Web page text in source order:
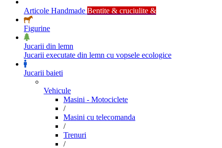
Articole Handmade Bentite & cruciulite &
Figurine
Jucarii din lemn
Jucarii executate din lemn cu vopsele ecologice
Jucarii baieti
Vehicule
Masini - Motociclete
/
Masini cu telecomanda
/
Trenuri
/